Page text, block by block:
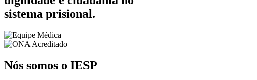
sistema prisional.
Nós somos o IESP